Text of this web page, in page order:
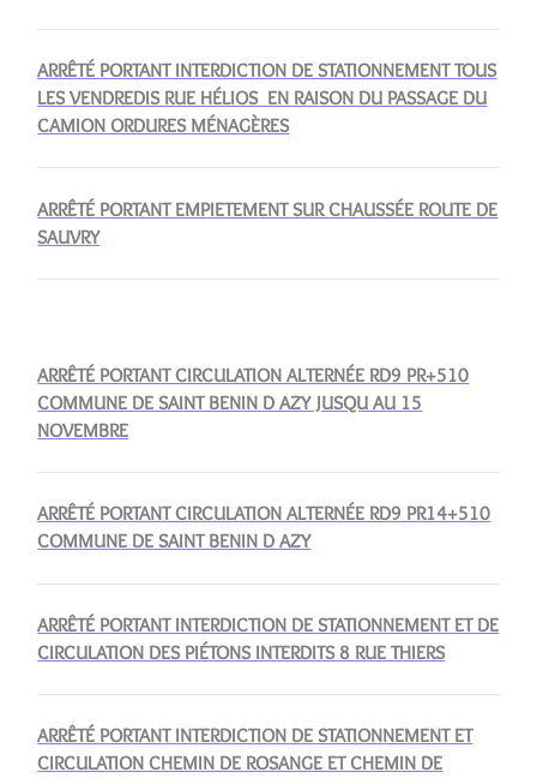
ARRÊTÉ PORTANT INTERDICTION DE STATIONNEMENT TOUS
LES VENDREDIS RUE HÉLIOS EN RAISON DU PASSAGE DU
CAMION ORDURES MÉNAGÈRES
ARRÊTÉ PORTANT EMPIETEMENT SUR CHAUSSÉE ROUTE DE
SAUVRY
ARRÊTÉ PORTANT CIRCULATION ALTERNÉE RD9 PR+510
COMMUNE DE SAINT BENIN D AZY JUSQU AU 15
NOVEMBRE
ARRÊTÉ PORTANT CIRCULATION ALTERNÉE RD9 PR14+510
COMMUNE DE SAINT BENIN D AZY
ARRÊTÉ PORTANT INTERDICTION DE STATIONNEMENT ET DE
CIRCULATION DES PIÉTONS INTERDITS 8 RUE THIERS
ARRÊTÉ PORTANT INTERDICTION DE STATIONNEMENT ET
CIRCULATION CHEMIN DE ROSANGE ET CHEMIN DE